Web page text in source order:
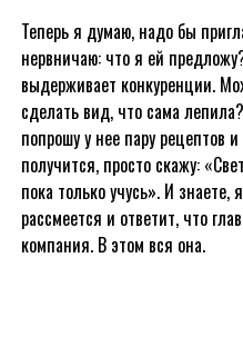
Теперь я думаю, надо бы
нервничаю: что я ей
выдерживает конкуренции.
сделать вид, что сама
попрошу у нее пару рецептов
получится, просто скажу:
пока только учусь». И
рассмеется и ответит, что
компания. В этом вся она.